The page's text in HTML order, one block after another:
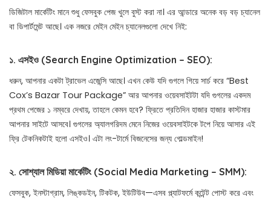
ডিজিটাল মার্কেটিং মানে শুধু ফেসবুক পেজ খুলে বুস্ট করা না। এর আন্ডারে অনেক বড় বড় চ্যানেল
বা ডিপার্টমেন্ট আছে। এক নজরে মেইন মেইন চ্যানেলগুলো দেখে নিই:
১. এসইও (Search Engine Optimization – SEO):
ধরুন, আপনার একটা ট্রাভেল এজেন্সি আছে। এখন কেউ যদি গুগলে গিয়ে সার্চ করে “Best
Cox’s Bazar Tour Package” আর আপনার ওয়েবসাইটটা যদি গুগলের একদম
প্রথম পেজের ১ নম্বরে দেখায়, তাহলে কেমন হবে? ফ্রিতে প্রতিদিন হাজার হাজার কাস্টমার
আপনার সাইটে আসবে। গুগলের অ্যালগরিদম মেনে নিজের ওয়েবসাইটকে টপে নিয়ে আসার এই
ফ্রি টেকনিকটাই হলো এসইও। এটা লং-টার্মে বিজনেসের জন্য গোল্ডমাইন!
২. সোশ্যাল মিডিয়া মার্কেটিং (Social Media Marketing – SMM):
ফেসবুক, ইনস্টাগ্রাম, লিঙ্কডইন, টিকটক, ইউটিউব—এসব প্ল্যাটফর্মে কন্টেন্ট পোস্ট করে এবং